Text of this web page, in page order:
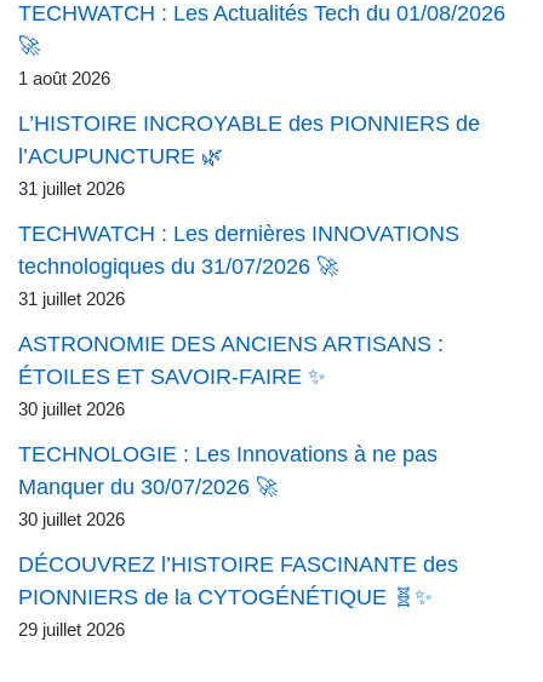
TECHWATCH : Les Actualités Tech du 01/08/2026
🚀
1 août 2026
L’HISTOIRE INCROYABLE des PIONNIERS de
l’ACUPUNCTURE 🌿
31 juillet 2026
TECHWATCH : Les dernières INNOVATIONS
technologiques du 31/07/2026 🚀
31 juillet 2026
ASTRONOMIE DES ANCIENS ARTISANS :
ÉTOILES ET SAVOIR-FAIRE ✨
30 juillet 2026
TECHNOLOGIE : Les Innovations à ne pas
Manquer du 30/07/2026 🚀
30 juillet 2026
DÉCOUVREZ l’HISTOIRE FASCINANTE des
PIONNIERS de la CYTOGÉNÉTIQUE 🧬✨
29 juillet 2026